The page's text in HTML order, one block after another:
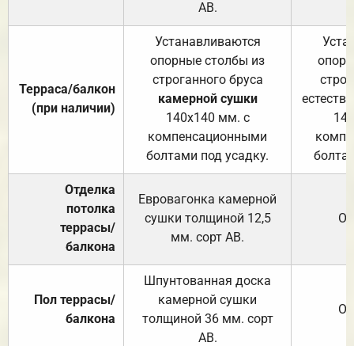
АВ.
Терраса/балкон
(при наличии)
Устанавливаются
опорные столбы из
строганного бруса
камерной сушки
140х140 мм. с
компенсационными
болтами под усадку.
Отделка
потолка
террасы/
балкона
Евровагонка камерной
сушки толщиной 12,5
мм. сорт АВ.
Пол террасы/
балкона
Шпунтованная доска
камерной сушки
толщиной 36 мм. сорт
АВ.